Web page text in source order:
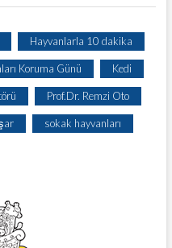
Hayvanlarla 10 dakika
Koruma Günü Kedi
Prof.Dr. Remzi Oto
sokak hayvanları